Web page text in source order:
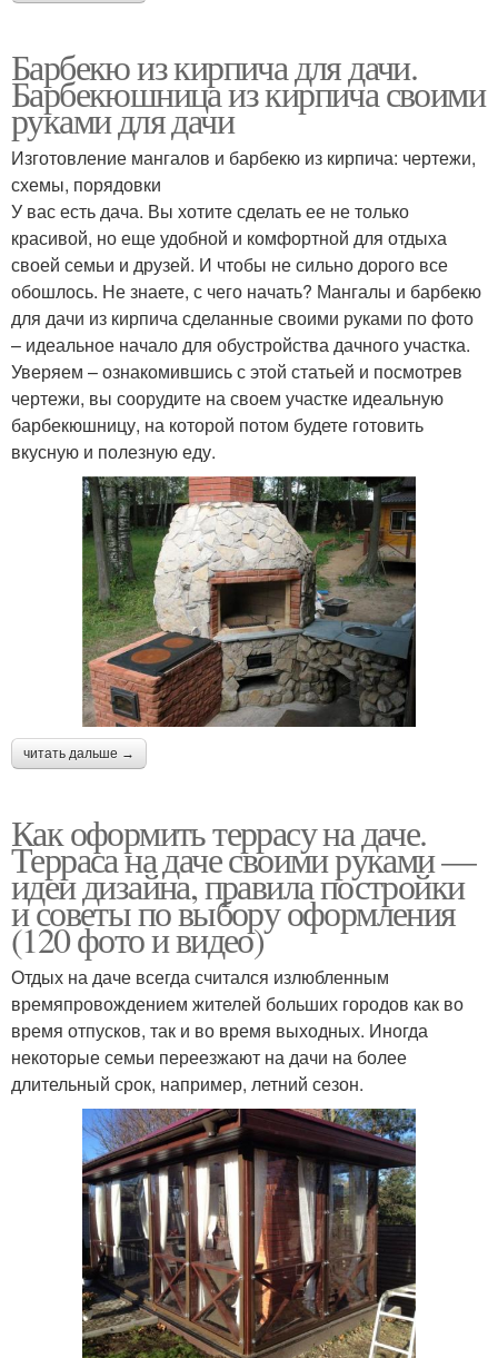
Барбекю из кирпича для дачи.
Барбекюшница из кирпича своими
руками для дачи
Изготовление мангалов и барбекю из кирпича: чертежи,
схемы, порядовки
У вас есть дача. Вы хотите сделать ее не только
красивой, но еще удобной и комфортной для отдыха
своей семьи и друзей. И чтобы не сильно дорого все
обошлось. Не знаете, с чего начать? Мангалы и барбекю
для дачи из кирпича сделанные своими руками по фото
– идеальное начало для обустройства дачного участка.
Уверяем – ознакомившись с этой статьей и посмотрев
чертежи, вы соорудите на своем участке идеальную
барбекюшницу, на которой потом будете готовить
вкусную и полезную еду.
читать дальше →
Как оформить террасу на даче.
Терраса на даче своими руками —
идеи дизайна, правила постройки
и советы по выбору оформления
(120 фото и видео)
Отдых на даче всегда считался излюбленным
времяпровождением жителей больших городов как во
время отпусков, так и во время выходных. Иногда
некоторые семьи переезжают на дачи на более
длительный срок, например, летний сезон.